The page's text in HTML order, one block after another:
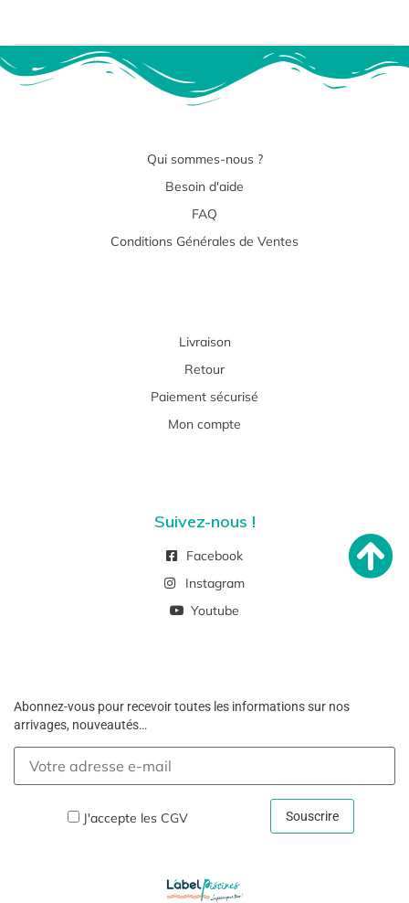
Qui sommes-nous ?
Besoin d'aide
FAQ
Conditions Générales de Ventes
Livraison
Retour
Paiement sécurisé
Mon compte
Suivez-nous !
Facebook
Instagram
Youtube
Abonnez-vous pour recevoir toutes les informations sur nos
arrivages, nouveautés…
J'accepte les CGV